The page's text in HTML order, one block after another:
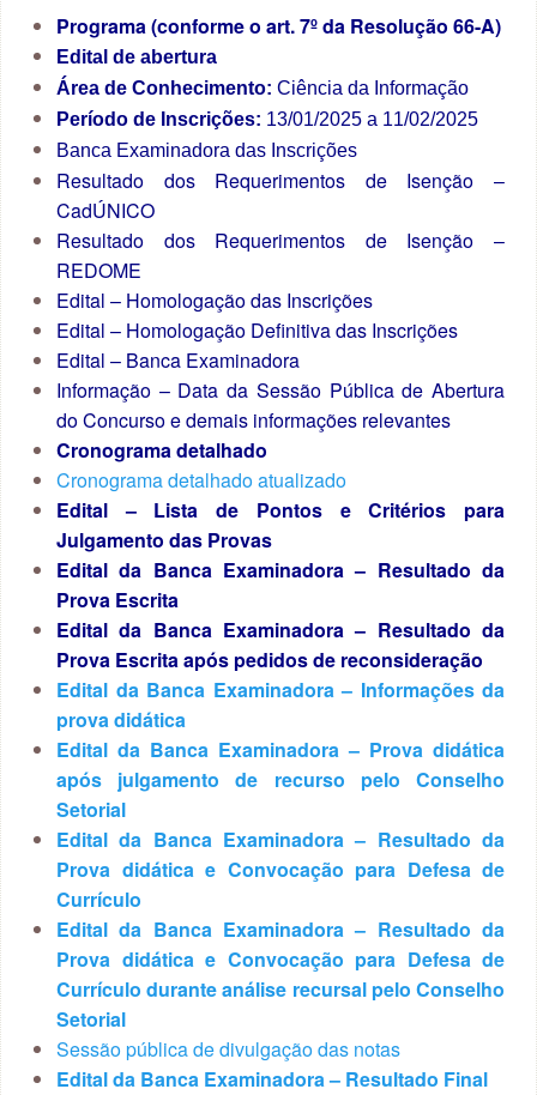
Programa (conforme o art. 7º da Resolução 66-A)
Edital de abertura
Área de Conhecimento: Ciência da Informação
Período de Inscrições: 13/01/2025 a 11/02/2025
Banca Examinadora das Inscrições
Resultado dos Requerimentos de Isenção –
CadÚNICO
Resultado dos Requerimentos de Isenção –
REDOME
Edital – Homologação das Inscrições
Edital – Homologação Definitiva das Inscrições
Edital – Banca Examinadora
Informação – Data da Sessão Pública de Abertura
do Concurso e demais informações relevantes
Cronograma detalhado
Cronograma detalhado atualizado
Edital – Lista de Pontos e Critérios para
Julgamento das Provas
Edital da Banca Examinadora – Resultado da
Prova Escrita
Edital da Banca Examinadora – Resultado da
Prova Escrita após pedidos de reconsideração
Edital da Banca Examinadora – Informações da
prova didática
Edital da Banca Examinadora – Prova didática
após julgamento de recurso pelo Conselho
Setorial
Edital da Banca Examinadora – Resultado da
Prova didática e Convocação para Defesa de
Currículo
Edital da Banca Examinadora – Resultado da
Prova didática e Convocação para Defesa de
Currículo durante análise recursal pelo Conselho
Setorial
Sessão pública de divulgação das notas
Edital da Banca Examinadora – Resultado Final